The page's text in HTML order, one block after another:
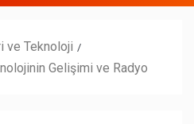
ve Teknoloji
Gelişimi ve Radyo